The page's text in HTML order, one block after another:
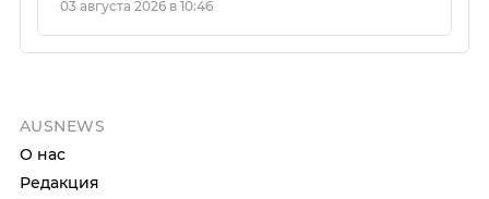
03 августа 2026 в 10:46
AUSNEWS
О нас
Редакция